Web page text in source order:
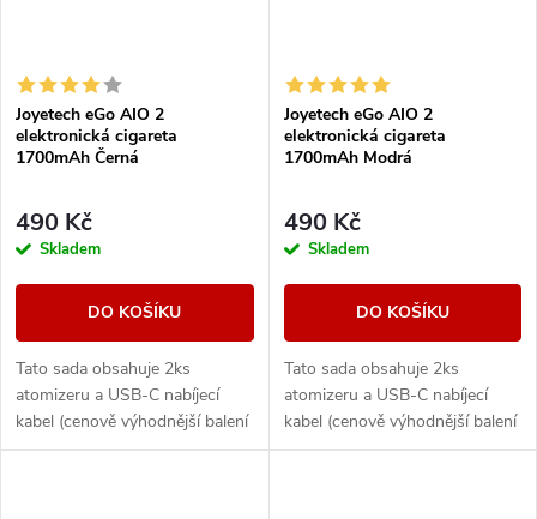
Joyetech eGo AIO 2
elektronická cigareta
1700mAh Černá
490 Kč
Skladem
DO KOŠÍKU
Tato sada obsahuje 2ks
atomizeru a USB-C nabíjecí
kabel (cenově výhodnější balení
oproti základní verzi). Ikona
Joyetech eGo AIO 2
elektronická cigareta
1700mAh Modrá
490 Kč
Skladem
DO KOŠÍKU
Tato sada obsahuje 2ks
atomizeru a USB-C nabíjecí
kabel (cenově výhodnější balení
oproti základní verzi). Ikona